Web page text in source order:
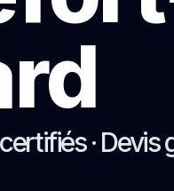
· Devis